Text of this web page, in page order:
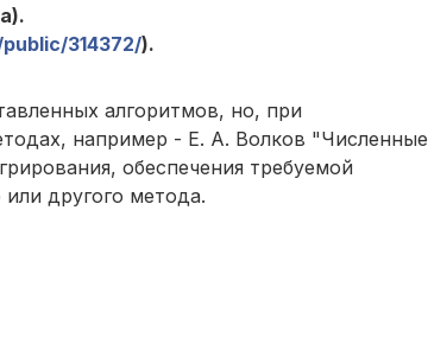
314372/).
алгоритмов, но, при
например - Е. А. Волков "Численные
обеспечения требуемой
другого метода.